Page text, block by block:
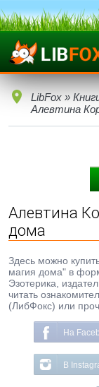
LibFox »
Алевтина
Алевтина
дома
Здесь можно
магия дома" в
Эзотерика,
читать
(ЛибФокс) или
На
В